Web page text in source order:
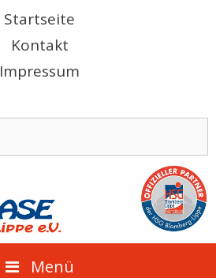
Startseite
Kontakt
Impressum
Menü